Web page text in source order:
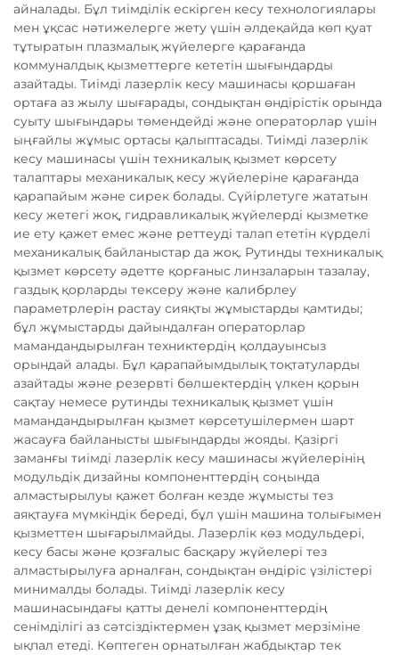
айналады. Бұл тиімділік ескірген кесу технологиялары
мен ұқсас нәтижелерге жету үшін әлдеқайда көп қуат
тұтыратын плазмалық жүйелерге қарағанда
коммуналдық қызметтерге кететін шығындарды
азайтады. Тиімді лазерлік кесу машинасы қоршаған
ортаға аз жылу шығарады, сондықтан өндірістік орында
суыту шығындары төмендейді және операторлар үшін
ыңғайлы жұмыс ортасы қалыптасады. Тиімді лазерлік
кесу машинасы үшін техникалық қызмет көрсету
талаптары механикалық кесу жүйелеріне қарағанда
қарапайым және сирек болады. Сүйірлетуге жататын
кесу жетегі жоқ, гидравликалық жүйелерді қызметке
ие ету қажет емес және реттеуді талап ететін күрделі
механикалық байланыстар да жоқ. Рутинды техникалық
қызмет көрсету әдетте қорғаныс линзаларын тазалау,
газдық қорларды тексеру және калибрлеу
параметрлерін растау сияқты жұмыстарды қамтиды;
бұл жұмыстарды дайындалған операторлар
мамандандырылған техниктердің қолдауынсыз
орындай алады. Бұл қарапайымдылық тоқтатуларды
азайтады және резервті бөлшектердің үлкен қорын
сақтау немесе рутинды техникалық қызмет үшін
мамандандырылған қызмет көрсетушілермен шарт
жасауға байланысты шығындарды жояды. Қазіргі
заманғы тиімді лазерлік кесу машинасы жүйелерінің
модульдік дизайны компоненттердің соңында
алмастырылуы қажет болған кезде жұмысты тез
аяқтауға мүмкіндік береді, бұл үшін машина толығымен
қызметтен шығарылмайды. Лазерлік көз модульдері,
кесу басы және қозғалыс басқару жүйелері тез
алмастырылуға арналған, сондықтан өндіріс үзілістері
минималды болады. Тиімді лазерлік кесу
машинасындағы қатты денелі компоненттердің
сенімділігі аз сәтсіздіктермен ұзақ қызмет мерзіміне
ықпал етеді. Көптеген орнатылған жабдықтар тек